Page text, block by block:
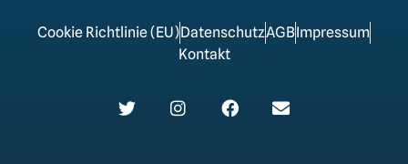
Cookie Richtlinie (EU)DatenschutzAGBImpressum
Kontakt